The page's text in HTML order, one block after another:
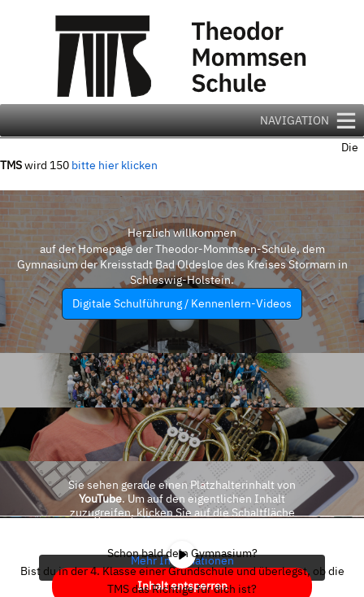
NAVIGATION
Die
TMSwird 150 bitte hier klicken
Herzlich willkommen
auf der Homepage der Theodor-Mommsen-Schule, dem
Gymnasium der Kreisstadt Bad Oldesloe des Kreises Stormarn in
Schleswig-Holstein.
Digitale Schulführung / Kennenlern-Videos
Sie sehen gerade einen Platzhalterinhalt von
YouTube. Um auf den eigentlichen Inhalt
zuzugreifen, klicken Sie auf die Schaltfläche
Mehr Informationen
Inhalt entsperren
Schon bald dein Gymnasium?
Bist du in der 4. Klasse einer Grundschule und überlegst, ob die
TMS das Richtige für dich ist?